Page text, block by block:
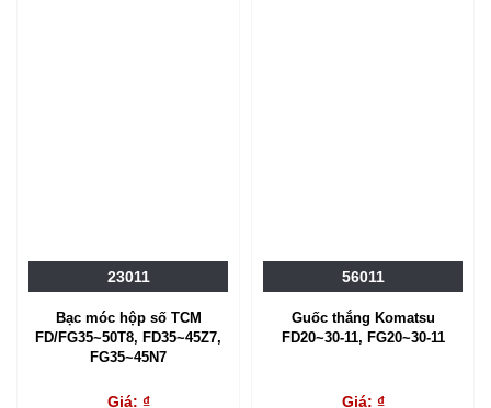
23011
Bạc móc hộp số TCM
FD/FG35~50T8, FD35~45Z7,
FG35~45N7
Giá: ₫
56011
Guốc thắng Komatsu
FD20~30-11, FG20~30-11
Giá: ₫